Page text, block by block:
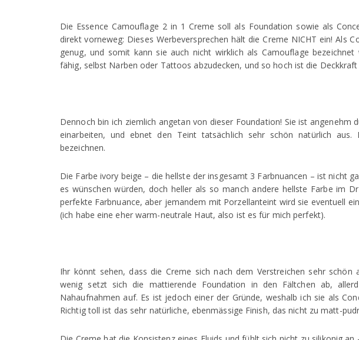
Die Essence Camouflage 2 in 1 Creme soll als Foundation sowie als
direkt vorneweg: Dieses Werbeversprechen hält die Creme NICHT ein! Als
genug, und somit kann sie auch nicht wirklich als Camouflage
fähig, selbst Narben oder Tattoos abzudecken, und so hoch ist die
Dennoch bin ich ziemlich angetan von dieser Foundation! Sie ist angenehm
einarbeiten, und ebnet den Teint tatsächlich sehr schön natürlich
bezeichnen.
Die Farbe ivory beige – die hellste der insgesamt 3 Farbnuancen – ist nicht
es wünschen würden, doch heller als so manch andere hellste Farbe im
perfekte Farbnuance, aber jemandem mit Porzellanteint wird sie eventuell
(ich habe eine eher warm-neutrale Haut, also ist es für mich perfekt).
Ihr könnt sehen, dass die Creme sich nach dem Verstreichen sehr schön
wenig setzt sich die mattierende Foundation in den Fältchen ab,
Nahaufnahmen auf. Es ist jedoch einer der Gründe, weshalb ich sie als
Richtig toll ist das sehr natürliche, ebenmässige Finish, das nicht zu matt-